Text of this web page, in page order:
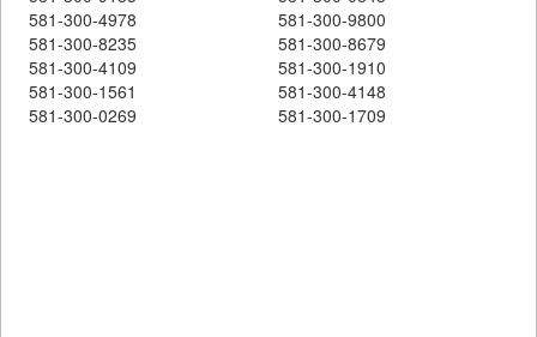
581-300-4978
581-300-9800
581-300-8235
581-300-8679
581-300-4109
581-300-1910
581-300-1561
581-300-4148
581-300-0269
581-300-1709